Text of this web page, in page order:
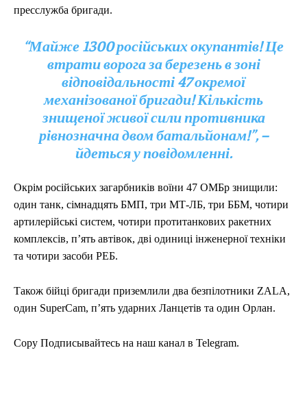
пресслужба бригади.
“Майже 1300 російських окупантів! Це
втрати ворога за березень в зоні
відповідальності 47 окремої
механізованої бригади! Кількість
знищеної живої сили противника
рівнозначна двом батальйонам!”, –
йдеться у повідомленні.
Окрім російських загарбників воїни 47 ОМБр знищили:
один танк, сімнадцять БМП, три МТ-ЛБ, три ББМ, чотири
артилерійські систем, чотири протитанкових ракетних
комплексів, пʼять автівок, дві одиниці інженерної техніки
та чотири засоби РЕБ.
Також бійці бригади приземлили два безпілотники ZALA,
один SuperCam, пʼять ударних Ланцетів та один Орлан.
Copy Подписывайтесь на наш канал в Telegram.